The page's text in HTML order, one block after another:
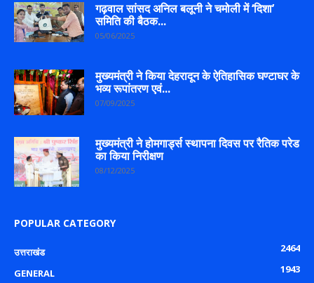
गढ़वाल सांसद अनिल बलूनी ने चमोली में ‘दिशा’
समिति की बैठक...
05/06/2025
मुख्यमंत्री ने किया देहरादून के ऐतिहासिक घण्टाघर के
भव्य रूपांतरण एवं...
07/09/2025
मुख्यमंत्री ने होमगार्ड्स स्थापना दिवस पर रैतिक परेड
का किया निरीक्षण
08/12/2025
POPULAR CATEGORY
उत्तराखंड
2464
GENERAL
1943